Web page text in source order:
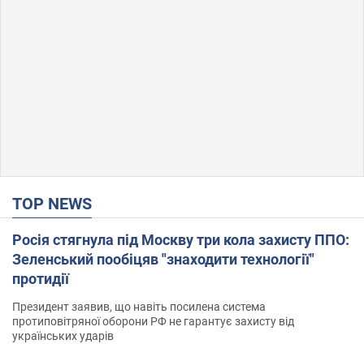
TOP NEWS
Росія стягнула під Москву три кола захисту ППО:
Зеленський пообіцяв "знаходити технології"
протидії
Президент заявив, що навіть посилена система
протиповітряної оборони РФ не гарантує захисту від
українських ударів